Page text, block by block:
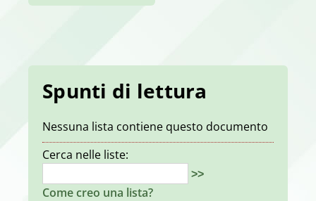
Spunti di lettura
Nessuna lista contiene questo documento
Cerca nelle liste:
>>
Come creo una lista?